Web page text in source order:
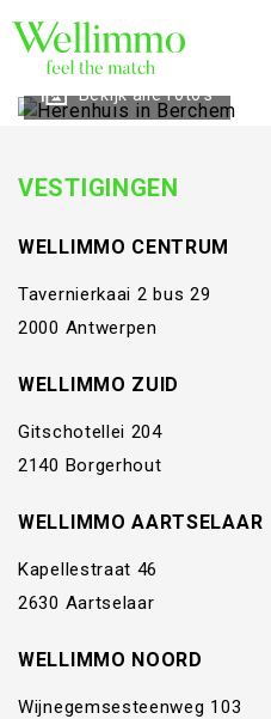
Bekijk alle foto's
VESTIGINGEN
WELLIMMO CENTRUM
Tavernierkaai 2 bus 29
2000 Antwerpen
WELLIMMO ZUID
Gitschotellei 204
2140 Borgerhout
WELLIMMO AARTSELAAR
Kapellestraat 46
2630 Aartselaar
WELLIMMO NOORD
Wijnegemsesteenweg 103